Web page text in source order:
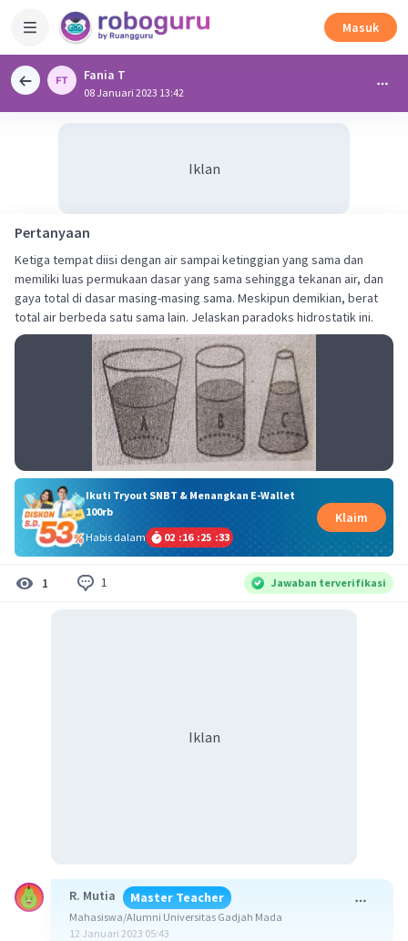
Masuk
Fania T
08 Januari 2023 13:42
Iklan
Pertanyaan
Ketiga tempat diisi dengan air sampai ketinggian yang sama dan
memiliki luas permukaan dasar yang sama sehingga tekanan air, dan
gaya total di dasar masing-masing sama. Meskipun demikian, berat
Ikuti Tryout SNBT & Menangkan E-Wallet
100rb
Habis dalam
02 :16 :25 :33
Klaim
1 1 Jawaban terverifikasi
Iklan
R. Mutia Master Teacher
Mahasiswa/Alumni Universitas Gadjah Mada
12 Januari 2023 05:43